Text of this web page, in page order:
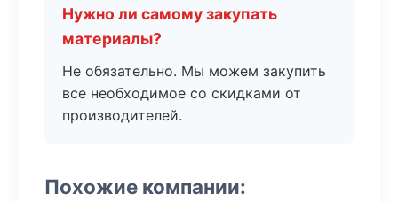
Нужно ли самому закупать
материалы?
Не обязательно. Мы можем закупить
все необходимое со скидками от
производителей.
Похожие компании: